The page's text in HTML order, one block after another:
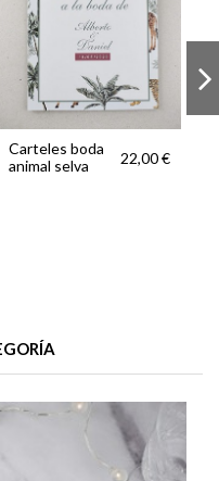
Carteles boda
animal selva
22,00 €